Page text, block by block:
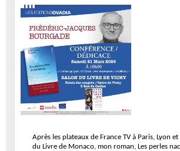
Après les plateaux de France TV à Paris, Lyon
du Livre de Monaco, mon roman, Les perles